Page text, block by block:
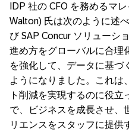
IDP 社の CFO を務めるマ
Walton) 氏は次のように述
び SAP Concur ソリューシ
進め方をグローバルに合理
を強化して、データに基づ
ようになりました。これは
ト削減を実現するのに役
で、ビジネスを成長させ、
リエンスをスタッフに提供